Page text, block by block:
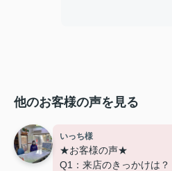
他のお客様の声を見る
いっち様
★お客様の声★
Q1：来店のきっかけは？